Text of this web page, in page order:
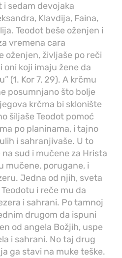
i sedam devojaka
Klavdija, Faina,
Teodot beše oženjen i
vremena cara
oženjen, življaše po reči
oni koji imaju žene da
(1. Kor 7, 29). A krčmu
posumnjano što bolje
krčma bi sklonište
šiljaše Teodot pomoć
po planinama, i tajno
i sahranjivaše. U to
sud i mučene za Hrista
mučene, porugane, i
Jedna od njih, sveta
i reče mu da
i sahrani. Po tamnoj
drugom da ispuni
od angela Božjih, uspe
i sahrani. No taj drug
ga stavi na muke teške.